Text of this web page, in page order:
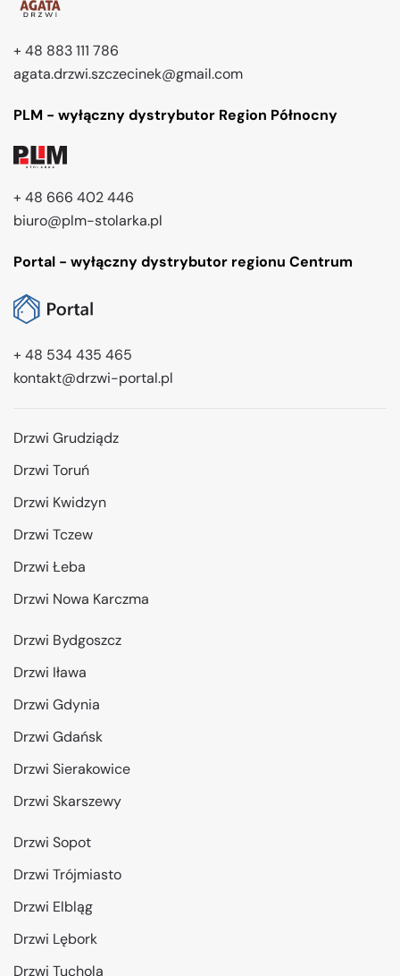
+ 48 883 111 786
agata.drzwi.szczecinek@gmail.com
PLM - wyłączny dystrybutor Region Północny
+ 48 666 402 446
biuro@plm-stolarka.pl
Portal - wyłączny dystrybutor regionu Centrum
+ 48 534 435 465
kontakt@drzwi-portal.pl
Drzwi Grudziądz
Drzwi Toruń
Drzwi Kwidzyn
Drzwi Tczew
Drzwi Łeba
Drzwi Nowa Karczma
Drzwi Bydgoszcz
Drzwi Iława
Drzwi Gdynia
Drzwi Gdańsk
Drzwi Sierakowice
Drzwi Skarszewy
Drzwi Sopot
Drzwi Trójmiasto
Drzwi Elbląg
Drzwi Lębork
Drzwi Tuchola